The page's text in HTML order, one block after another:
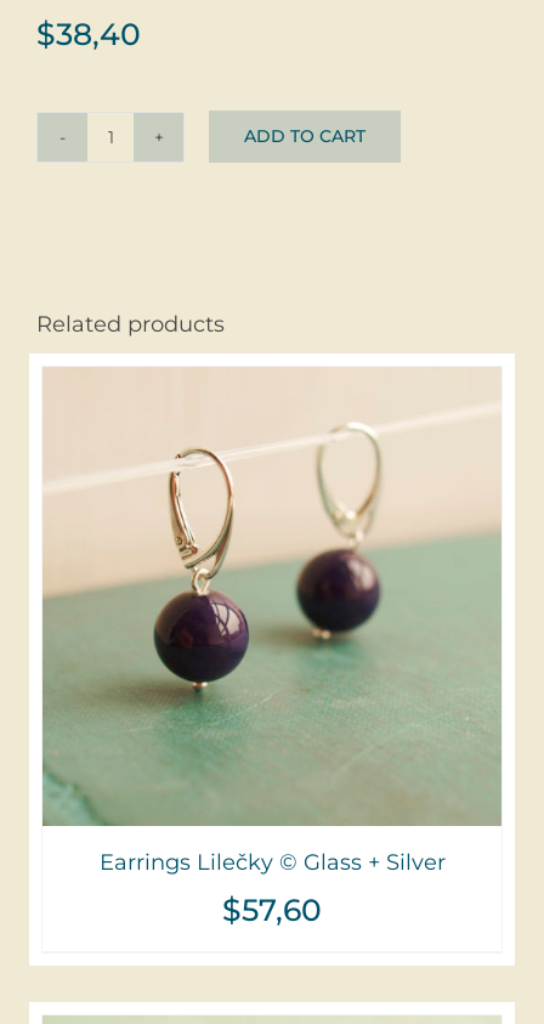
$38,40
Earrings
+
silver
ADD TO CART
Related products
Earrings Lilečky © Glass + Silver
$57,60